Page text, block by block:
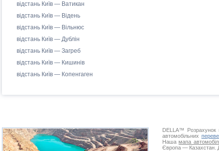
відстань Київ — Ватикан
відстань Київ — Відень
відстань Київ — Вільнюс
відстань Київ — Дублін
відстань Київ — Загреб
відстань Київ — Кишинів
відстань Київ — Копенгаген
DELLA™
Розрахунок
автомобільних
Нашамапа
Європа — Казахстан.